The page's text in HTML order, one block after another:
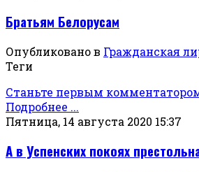
Братьям Белорусам
Опубликовано в Гражданская
Теги
Станьте первым
Подробнее ...
Пятница, 14 августа 2020 15:37
А в Успенских покоях